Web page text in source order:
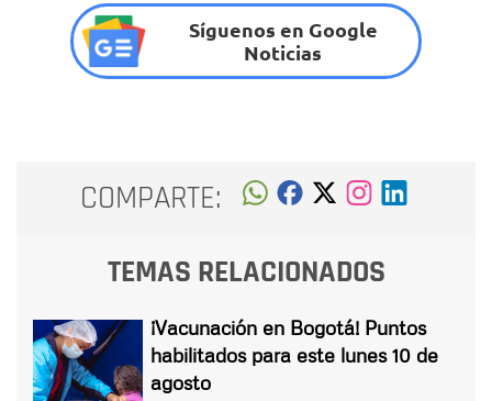
Síguenos en Google
Noticias
COMPARTE:
TEMAS RELACIONADOS
¡Vacunación en Bogotá! Puntos
habilitados para este lunes 10 de
agosto